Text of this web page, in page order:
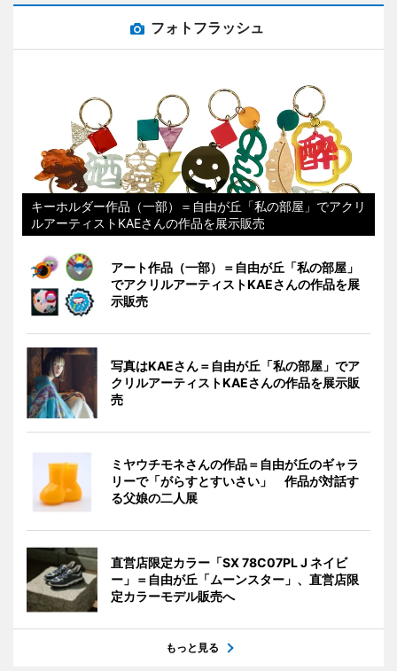
フォトフラッシュ
キーホルダー作品（一部）＝自由が丘「私の部屋」でアクリ
ルアーティストKAEさんの作品を展示販売
アート作品（一部）＝自由が丘「私の部屋」
でアクリルアーティストKAEさんの作品を展
示販売
写真はKAEさん＝自由が丘「私の部屋」でア
クリルアーティストKAEさんの作品を展示販
売
ミヤウチモネさんの作品＝自由が丘のギャラ
リーで「がらすとすいさい」 作品が対話す
る父娘の二人展
直営店限定カラー「SX 78C07PL J ネイビ
ー」＝自由が丘「ムーンスター」、直営店限
定カラーモデル販売へ
もっと見る